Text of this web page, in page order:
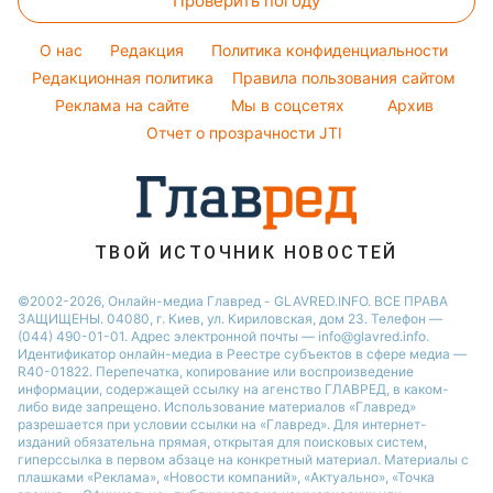
София Ротару
Новости Одессы
Новости Харькова
Новости Полтавы
Новости Сум
Праздничное меню
Народные приметы
Все о шоу-бизнесе
Магнитные бури
Погода на сегодня
Погода на завтра
Пылевая буря
O нас Редакция
Политика конфиденциальности
Редакционная политика
Правила пользования сайтом
Реклама на сайте
Мы в соцсетях
Архив
Отчет о прозрачности JTI
ТВОЙ ИСТОЧНИК НОВОСТЕЙ
©2002-2026, Онлайн-медиа Главред - GLAVRED.INFO. ВСЕ ПРАВА
ЗАЩИЩЕНЫ. 04080, г. Киев, ул. Кириловская, дом 23. Телефон —
(044) 490-01-01. Адрес электронной почты — info@glavred.info.
Идентификатор онлайн-медиа в Реестре cубъектов в сфере медиа —
R40-01822. Перепечатка, копирование или воспроизведение
информации, содержащей ссылку на агенство ГЛАВРЕД, в каком-
либо виде запрещено. Использование материалов «Главред»
разрешается при условии ссылки на «Главред». Для интернет-
изданий обязательна прямая, открытая для поисковых систем,
гиперссылка в первом абзаце на конкретный материал. Материалы с
плашками «Реклама», «Новости компаний», «Актуально», «Точка